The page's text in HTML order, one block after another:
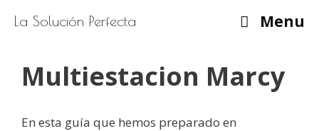
La Solución Perfecta Menu
Multiestacion Marcy
En esta guía que hemos preparado en